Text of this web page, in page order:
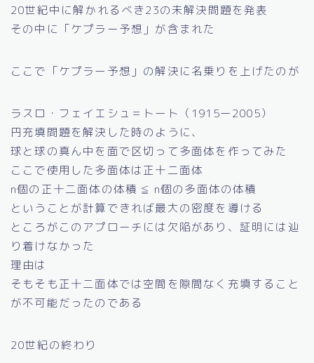
20世紀中に解かれるべき23の未解決問題を発表
その中に「ケプラー予想」が含まれた
ここで「ケプラー予想」の解決に名乗りを上げたのが
ラスロ・フェイエシュ＝トート（1915ー2005）
円充填問題を解決した時のように、
球と球の真ん中を面で区切って多面体を作ってみた
ここで使用した多面体は正十二面体
n個の正十二面体の体積 ≦ n個の多面体の体積
ということが計算できれば最大の密度を導ける
ところがこのアプローチには欠陥があり、証明には辿
り着けなかった
理由は
そもそも正十二面体では空間を隙間なく充填すること
が不可能だったのである
20世紀の終わり